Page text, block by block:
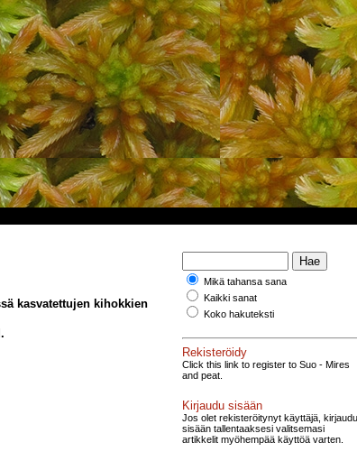
kasvatettujen kihokkien
Mikä tahansa sana
Kaikki sanat
Koko hakuteksti
Rekisteröidy
Click this link to register to Suo - Mires
and peat.
Kirjaudu sisään
Jos olet rekisteröitynyt käyttäjä, kirjaudu
sisään tallentaaksesi valitsemasi
artikkelit myöhempää käyttöä varten.